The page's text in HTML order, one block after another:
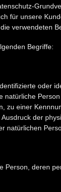
für unsere
verwendeten
Begriffe:
oder
natürliche
zu einer
der
natürlichen
Person, deren